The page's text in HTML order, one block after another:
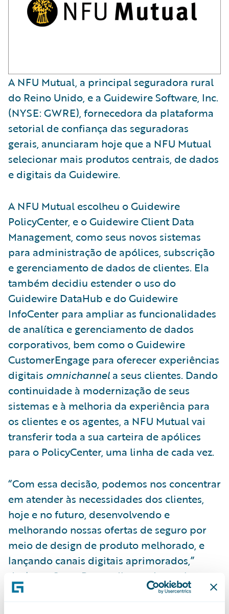
A NFU Mutual, a principal seguradora rural
do Reino Unido, e a Guidewire Software, Inc.
(NYSE: GWRE), fornecedora da plataforma
setorial de confiança das seguradoras
gerais, anunciaram hoje que a NFU Mutual
selecionar mais produtos centrais, de dados
e digitais da Guidewire.
A NFU Mutual escolheu o Guidewire
PolicyCenter, e o Guidewire Client Data
Management, como seus novos sistemas
para administração de apólices, subscrição
e gerenciamento de dados de clientes. Ela
também decidiu estender o uso do
Guidewire DataHub e do Guidewire
InfoCenter para ampliar as funcionalidades
de analítica e gerenciamento de dados
corporativos, bem como o Guidewire
CustomerEngage para oferecer experiências
digitais omnichannel a seus clientes. Dando
continuidade à modernização de seus
sistemas e à melhoria da experiência para
os clientes e os agentes, a NFU Mutual vai
transferir toda a sua carteira de apólices
para o PolicyCenter, uma linha de cada vez.
“Com essa decisão, podemos nos concentrar
em atender às necessidades dos clientes,
hoje e no futuro, desenvolvendo e
melhorando nossas ofertas de seguro por
meio de design de produto melhorado, e
lançando canais digitais aprimorados,”
declarou Steve Bower diretor de serviços ao
cliente da NFU Mutual. “Alinhado a isso,